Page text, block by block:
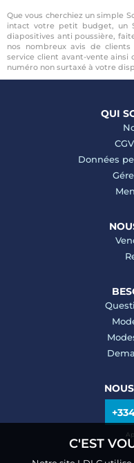
Que vous cherchiez un simple
intact votre petit budget, un
diapositives anti poussière,
nos nombreux avis de
service client avant-vente ainsi
numéro non surtaxé à votre
QUI
CGV
Données
C'EST